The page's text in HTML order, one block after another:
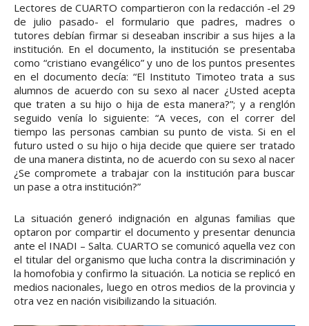
Lectores de CUARTO compartieron con la redacción -el 29
de julio pasado- el formulario que padres, madres o
tutores debían firmar si deseaban inscribir a sus hijes a la
institución. En el documento, la institución se presentaba
como “cristiano evangélico” y uno de los puntos presentes
en el documento decía: “El Instituto Timoteo trata a sus
alumnos de acuerdo con su sexo al nacer ¿Usted acepta
que traten a su hijo o hija de esta manera?”; y a renglón
seguido venía lo siguiente: “A veces, con el correr del
tiempo las personas cambian su punto de vista. Si en el
futuro usted o su hijo o hija decide que quiere ser tratado
de una manera distinta, no de acuerdo con su sexo al nacer
¿Se compromete a trabajar con la institución para buscar
un pase a otra institución?”
La situación generó indignación en algunas familias que
optaron por compartir el documento y presentar denuncia
ante el INADI – Salta. CUARTO se comunicó aquella vez con
el titular del organismo que lucha contra la discriminación y
la homofobia y confirmo la situación. La noticia se replicó en
medios nacionales, luego en otros medios de la provincia y
otra vez en nación visibilizando la situación.